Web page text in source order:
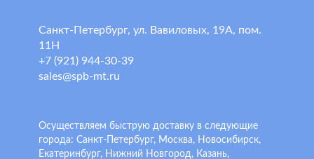
Санкт-Петербург, ул. Вавиловых, 19А, пом.
11Н
+7 (921) 944-30-39
sales@spb-mt.ru
Осуществляем быструю доставку в следующие
города: Санкт-Петербург, Москва, Новосибирск,
Екатеринбург, Нижний Новгород, Казань,